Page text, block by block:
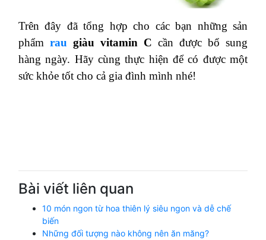
Trên đây đã tổng hợp cho các bạn những sản
phẩm rau giàu vitamin C cần được bổ sung
hàng ngày. Hãy cùng thực hiện để có được một
sức khỏe tốt cho cả gia đình mình nhé!
Bài viết liên quan
10 món ngon từ hoa thiên lý siêu ngon và dễ chế
biến
Những đối tượng nào không nên ăn măng?